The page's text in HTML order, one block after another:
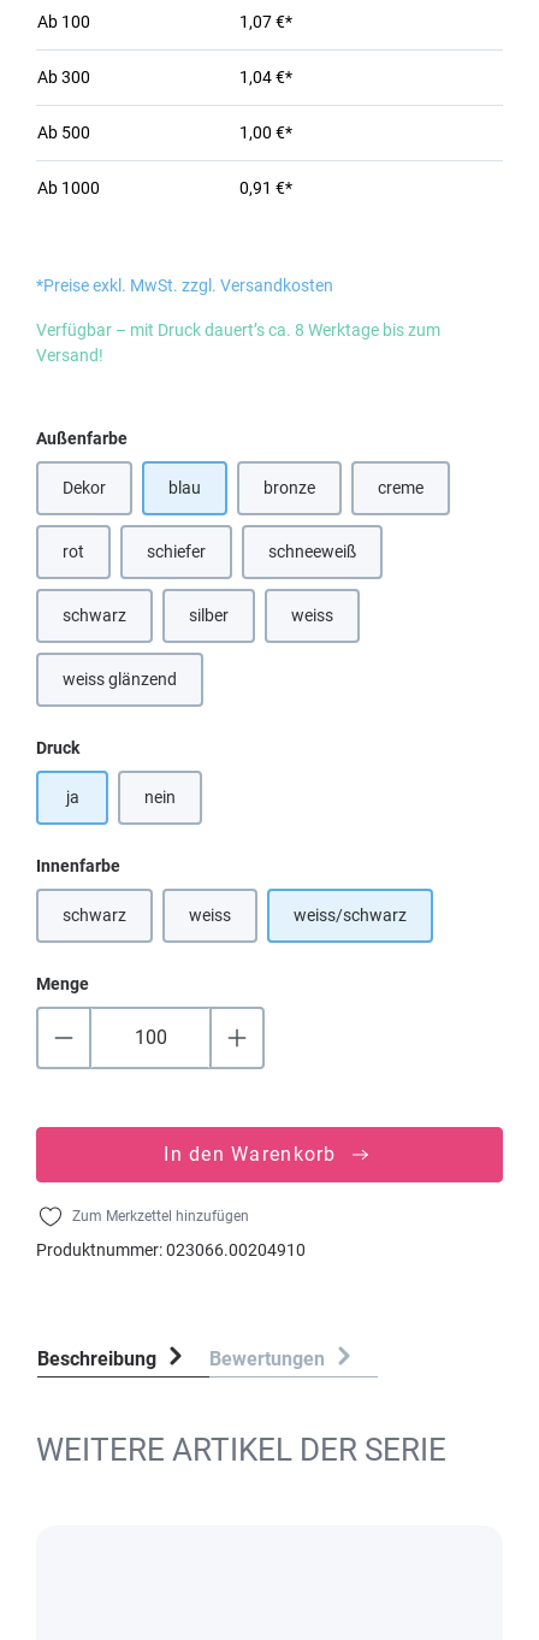
Ab 100 1,07 €*
Ab300 1,04 €*
Ab 500 1,00 €*
Ab 1000 0,91 €*
*Preise exkl. MwSt. zzgl. Versandkosten
Verfügbar – mit Druck dauert’s ca. 8 Werktage bis zum
Versand!
Außenfarbeauswählen
Dekor(Diese Option ist zurzeit nicht verfügbar.)
blau bronze creme(Diese Option ist
rot(Diese Option ist zurzeit nicht verfügbar.)
schiefer(Diese Option ist zurzeit nicht verfügbar.)
schneeweiß(Diese Option ist zurzeit nicht
schwarz(Diese Option ist zurzeit nicht verfügbar.)
silber(Diese Option ist zurzeit nicht verfügbar.)
weiss(Diese Option ist zurzeit nicht
weiss glänzend(Diese Option ist zurzeit nicht verfügbar.)
Druckauswählen
ja nein
Innenfarbeauswählen
schwarz(Diese Option ist zurzeit nicht verfügbar.)
weiss weiss/schwarz
Menge
In den Warenkorb
Zum Merkzettel hinzufügen
Produktnummer:023066.00204910
Beschreibung Bewertungen
WEITERE ARTIKEL DER SERIE